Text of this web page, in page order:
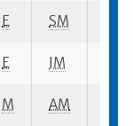
E SM
E JM
M AM